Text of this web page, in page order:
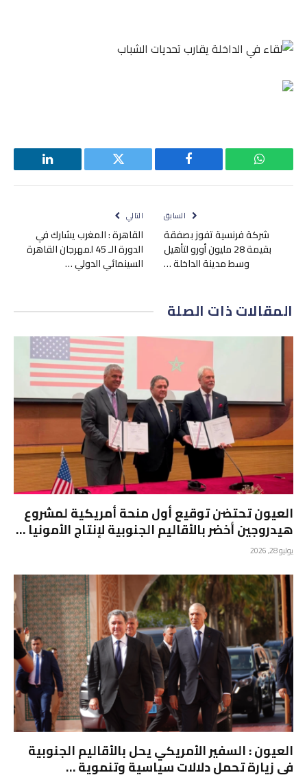
واتساب فيسبوك تويتر لينكدإن
السابق
شركة فرنسية تفوز بصفقة
بقيمة 28 مليون أورو لتأهيل
وسط مدينة الداخلة …
التالي
القاهرة : المغرب يشارك في
الدورة الـ 45 لمهرجان القاهرة
السينمائي الدولي …
المقالاتذات الصلة
العيون تحتضن توقيع أول منحة أمريكية لمشروع
هيدروجين أخضر بالأقاليم الجنوبية لإنتاج الأمونيا …
يوليو 28, 2026
العيون : السفير الأمريكي يحل بالأقاليم الجنوبية
في زيارة تحمل دلالات سياسية وتنموية …